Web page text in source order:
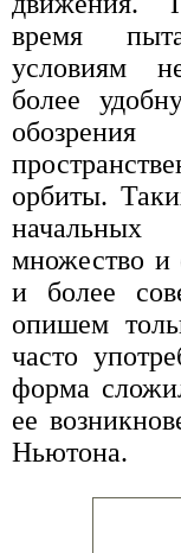
время
условиям
более
орбиты.
множество и
и более
опишем
часто
форма
ее
Ньютона.